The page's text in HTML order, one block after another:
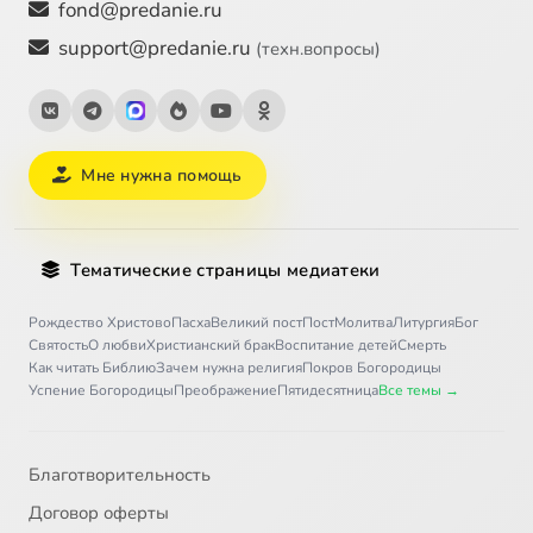
fond@predanie.ru
support@predanie.ru (техн.вопросы)
Мне нужна помощь
Тематические страницы медиатеки
Рождество ХристовоПасхаВеликий постПостМолитваЛитургияБог
СвятостьО любвиХристианский бракВоспитание детейСмерть
Как читать БиблиюЗачем нужна религияПокров Богородицы
Успение БогородицыПреображениеПятидесятницаВсе темы →
Благотворительность
Договор оферты